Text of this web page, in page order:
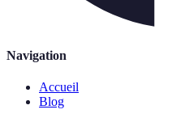
Navigation
Accueil
Blog